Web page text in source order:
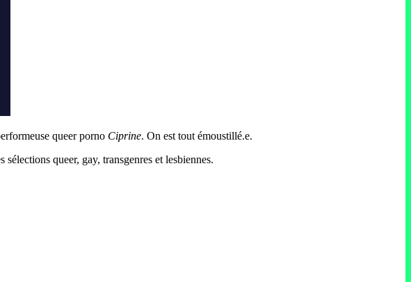
queer porno Ciprine. On est tout émoustillé.e.
queer, gay, transgenres et lesbiennes.